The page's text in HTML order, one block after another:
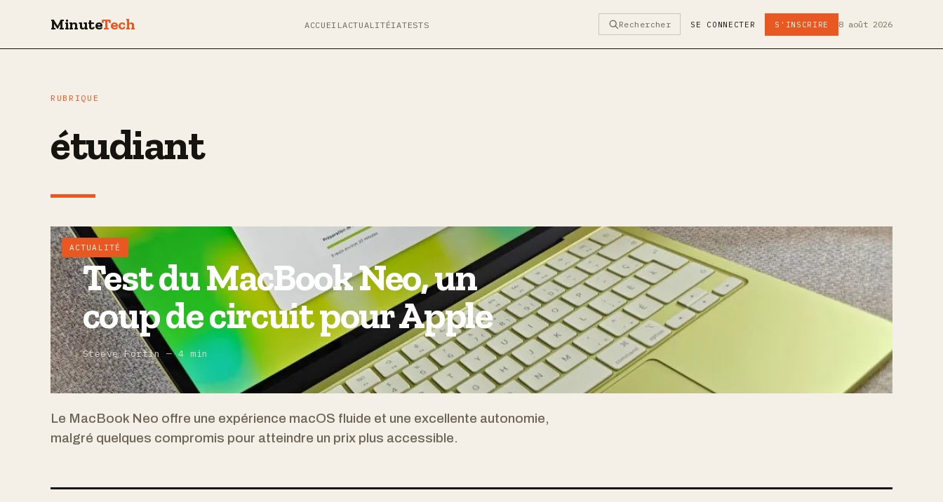
MinuteTech ACCUEILACTUALITÉIATESTS Rechercher SE CONNECTER S'INSCRIRE 8 août 2026
RUBRIQUE
étudiant
ACTUALITÉ
Test du MacBook Neo, un
coup de circuit pour Apple
Steeve Fortin — 4 min
Le MacBook Neo offre une expérience macOS fluide et une excellente autonomie,
malgré quelques compromis pour atteindre un prix plus accessible.